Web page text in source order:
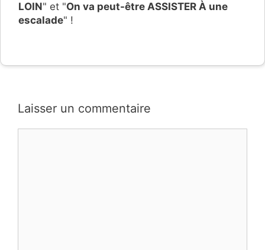
LOIN" et "On va peut-être ASSISTER À une
escalade" !
Laisser un commentaire